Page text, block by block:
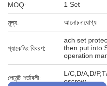
MOQ: 1 Set
মূল্য: আলোচনাযোগ্য
প্যাকেজিং বিবরণ:
ach set
then put into
operation
পেমেন্ট শর্তাবলী:
L/C,D/A,D/
escrow